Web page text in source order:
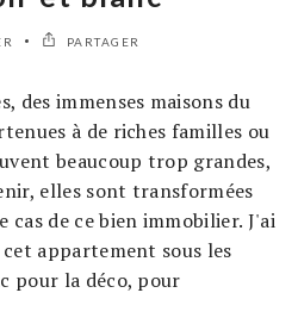
PARTAGER
des immenses maisons du
à de riches familles ou
beaucoup trop grandes,
elles sont transformées
cas de ce bien immobilier. J'ai
appartement sous les
pour la déco, pour